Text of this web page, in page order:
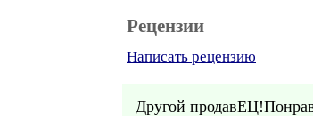
Рецензии
Написать рецензию
Другой